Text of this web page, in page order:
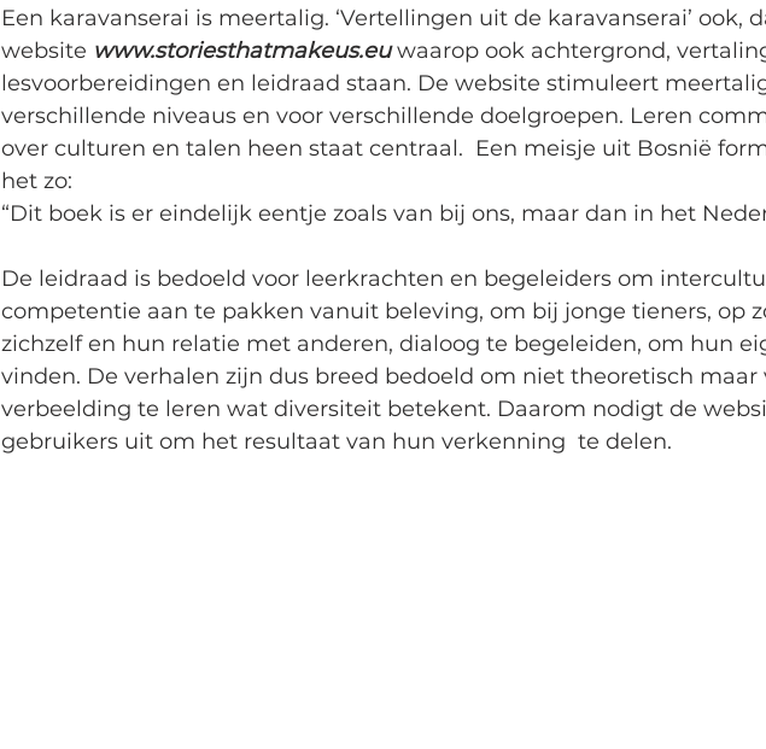
Een karavanserai is meertalig. ‘Vertellingen uit de karavanserai’ ook,
website www.storiesthatmakeus.eu waarop ook achtergrond,
lesvoorbereidingen en leidraad staan. De website stimuleert
verschillende niveaus en voor verschillende doelgroepen. Leren
over culturen en talen heen staat centraal.  Een meisje uit Bosnië
het zo:
“Dit boek is er eindelijk eentje zoals van bij ons, maar dan in het
De leidraad is bedoeld voor leerkrachten en begeleiders om
competentie aan te pakken vanuit beleving, om bij jonge tieners, op
zichzelf en hun relatie met anderen, dialoog te begeleiden, om hun
vinden. De verhalen zijn dus breed bedoeld om niet theoretisch maar
verbeelding te leren wat diversiteit betekent. Daarom nodigt de
gebruikers uit om het resultaat van hun verkenning  te delen.